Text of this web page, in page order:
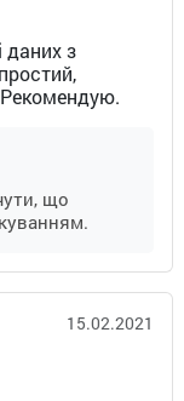
даних з
що
15.02.2021